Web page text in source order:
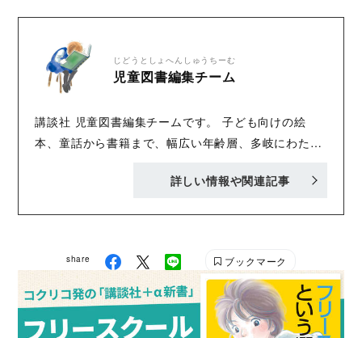
じどうとしょへんしゅうちーむ
児童図書編集チーム
講談社 児童図書編集チームです。 子ども向けの絵
本、童話から書籍まで、幅広い年齢層、多岐にわたる
Twitter :@Kodansha_jidou YA! Entertainmentの
詳しい情報や関連記事
share ブックマーク